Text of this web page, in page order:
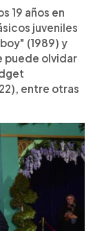
19 años en
juveniles
(1989) y
puede olvidar
entre otras